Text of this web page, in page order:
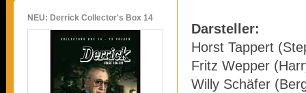
NEU: Derrick Collector's Box 14
Darsteller:
Horst Tappert
Fritz Wepper
Willy Schäfer